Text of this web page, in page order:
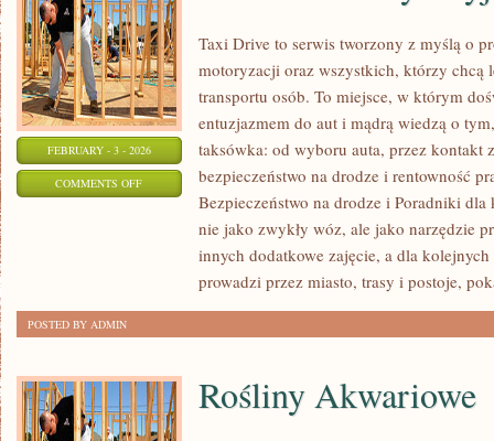
FEBRUARY - 3 - 2026
COMMENTS OFFON
MOTORYZACYJNA
Taxi Drive to serwis tworzony z myślą o
motoryzacji oraz wszystkich, którzy chcą
transportu osób. To miejsce, w którym
entuzjazmem do aut i mądrą wiedzą o
taksówka: od wyboru auta, przez kontakt
bezpieczeństwo na drodze i rentowność
Bezpieczeństwo na drodze i Poradniki
nie jako zwykły wóz, ale jako narzędzie
innych dodatkowe zajęcie, a dla
prowadzi przez miasto, trasy i postoje,
POSTED BY ADMIN
Rośliny Akwariowe